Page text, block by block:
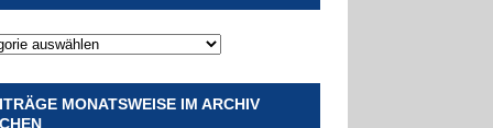
MONATSWEISE IM ARCHIV